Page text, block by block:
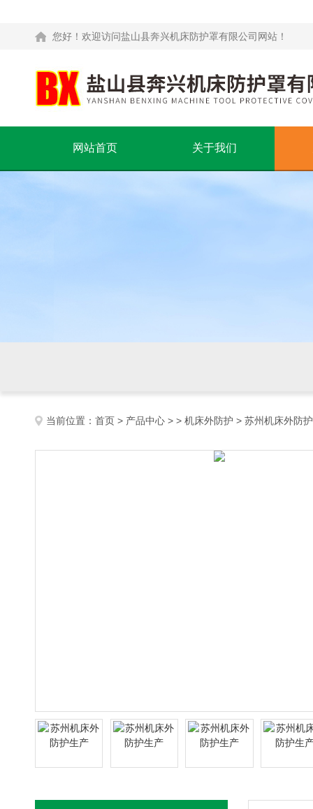
您好！欢迎访问盐山县奔兴机床防护罩有限公司网站！
网站首页 关于我们
当前位置： 首页 > 产品中心 > > 机床外防护 > 苏州机床外防